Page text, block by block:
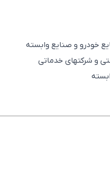
خودرو و صنایع وابسته